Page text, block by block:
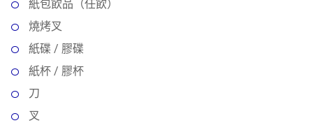
紙包飲品（任飲）
燒烤叉
紙碟 / 膠碟
紙杯 / 膠杯
刀
叉